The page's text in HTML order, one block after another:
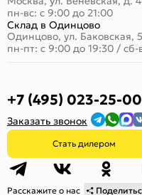
пн-вс: с 9:00 до 21:00
Склад в Одинцово
Одинцово, ул. Баковская, 5
пн-пт: с 9:00 до 19:30 / сб-
+7 (495) 023-25-00
Заказать звонок
Стать дилером
Расскажите о нас